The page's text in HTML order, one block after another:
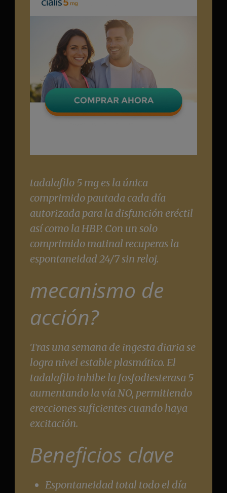
tadalafilo 5 mg es la única
comprimido pautada cada día
autorizada para la disfunción eréctil
así como la HBP. Con un solo
comprimido matinal recuperas la
espontaneidad 24/7 sin reloj.
mecanismo de
acción?
Tras una semana de ingesta diaria se
logra nivel estable plasmático. El
tadalafilo inhibe la fosfodiesterasa 5
aumentando la vía NO, permitiendo
erecciones suficientes cuando haya
excitación.
Beneficios clave
Espontaneidad total todo el día